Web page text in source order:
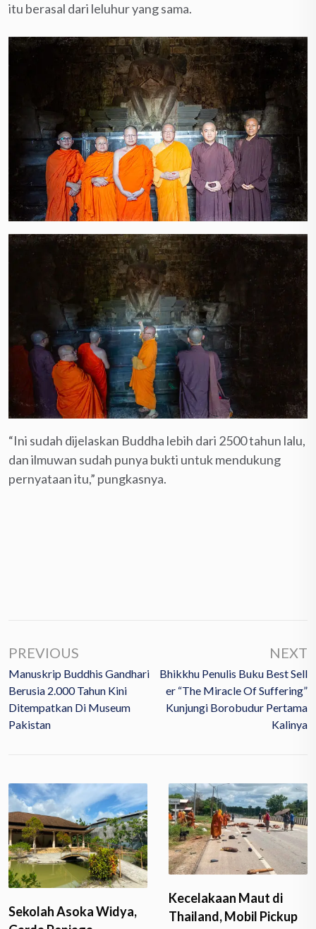
itu berasal dari leluhur yang sama.
“Ini sudah dijelaskan Buddha lebih dari 2500 tahun lalu,
dan ilmuwan sudah punya bukti untuk mendukung
pernyataan itu,” pungkasnya.
PREVIOUS
Manuskrip Buddhis Gandhari
Berusia 2.000 Tahun Kini
Ditempatkan Di Museum
Pakistan
NEXT
Bhikkhu Penulis Buku Best Sell
Er “The Miracle Of Suffering”
Kunjungi Borobudur Pertama
Kalinya
Sekolah Asoka Widya,
Kecelakaan Maut di
Thailand, Mobil Pickup